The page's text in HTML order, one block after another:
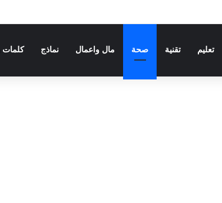
تعليم تقنية صحة مال واعمال نماذج كلمات